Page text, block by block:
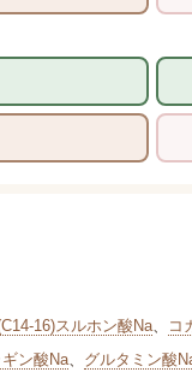
16)スルホン酸Na、 コ
ン酸Na、 グルタミン酸